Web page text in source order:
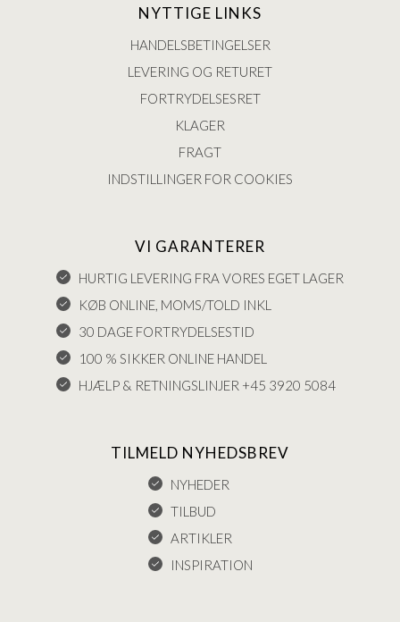
NYTTIGE LINKS
HANDELSBETINGELSER
LEVERING OG RETURET
FORTRYDELSESRET
KLAGER
FRAGT
INDSTILLINGER FOR COOKIES
VI GARANTERER
HURTIG LEVERING FRA VORES EGET LAGER
KØB ONLINE, MOMS/TOLD INKL
30 DAGE FORTRYDELSESTID
100 % SIKKER ONLINE HANDEL
HJÆLP & RETNINGSLINJER +45 3920 5084
TILMELD NYHEDSBREV
NYHEDER
TILBUD
ARTIKLER
INSPIRATION